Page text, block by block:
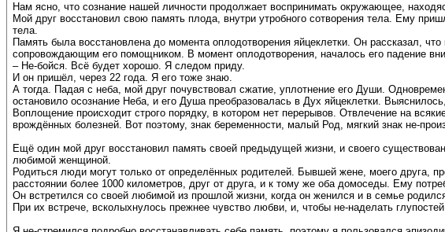
Нам ясно, что сознание нашей личности продолжает воспринимать окружающее,
Мой друг восстановил свою память плода, внутри утробного сотворения тела. Ему
тела.
Память была восстановлена до момента оплодотворения яйцеклетки. Он рассказал,
сопровождающим его помощником. В момент оплодотворения, началось его падение
– Не-бойся. Всё будет хорошо. Я следом приду.
И он пришёл, через 22 года. Я его тоже знаю.
А тогда. Падая с неба, мой друг почувствовал сжатие, уплотнение его Души.
остановило осознание Неба, и его Душа преобразовалась в Дух яйцеклетки.
Воплощение происходит строго порядку, в котором нет перерывов. Отвлечение на
врождённых болезней. Вот поэтому, знак беременности, малый Род, мягкий знак не-
Ещё один мой друг восстановил память своей предыдущей жизни, и своего
любимой женщиной.
Родиться люди могут только от определённых родителей. Бывшей жене, моего друга,
расстоянии более 1000 километров, друг от друга, и к тому же оба домоседы. Ему
Он встретился со своей любимой из прошлой жизни, когда он женился и в семье
При их встрече, всколыхнулось прежнее чувство любви, и, чтобы не-наделать